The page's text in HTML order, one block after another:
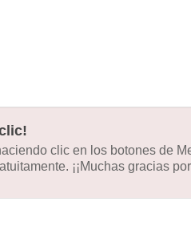
clic en los botones de
¡¡Muchas gracias